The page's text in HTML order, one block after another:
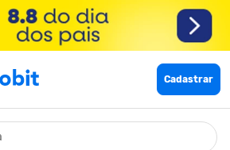
Cadastrar